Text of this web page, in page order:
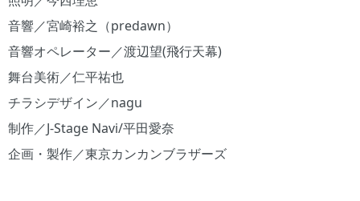
音響／宮崎裕之（predawn）
音響オペレーター／渡辺望(飛行天幕)
舞台美術／仁平祐也
チラシデザイン／nagu
制作／J-Stage Navi/平田愛奈
企画・製作／東京カンカンブラザーズ